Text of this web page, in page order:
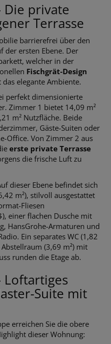
Die private
Terrasse
barrierefrei über den
der ersten Ebene. Der
welcher in der
Fischgrät-Design
elegante Ambiente.
perfekt dimensionierte
Zimmer 1 bietet 14,09 m²
m² Nutzfläche. Beide
Gäste-Suiten oder
Office. Von Zimmer 2 aus
erste private Terrasse
die frische Luft zu
dieser Ebene befindet sich
m²), stilvoll ausgestattet
Fliesen
einer flachen Dusche mit
HansGrohe-Armaturen und
Ein separates WC (1,82
(3,69 m²) mit
runden die Etage ab.
Loftartiges
Suite mit
erreichen Sie die obere
dieser Wohnung: